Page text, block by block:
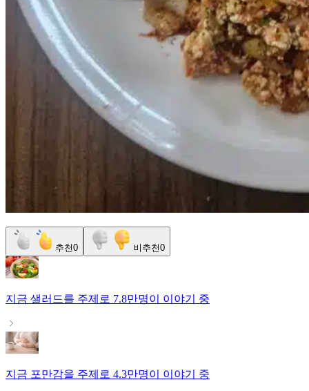
추천0 비추천0
지금 샐러드를 주제로 7.8만명이 이야기 중
지금 포만감을 주제로 4.3만명이 이야기 중